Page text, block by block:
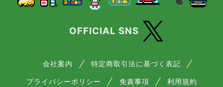
OFFICIAL SNS
会社案内 特定商取引法に基づく表記
プライバシーポリシー 免責事項 利用規約